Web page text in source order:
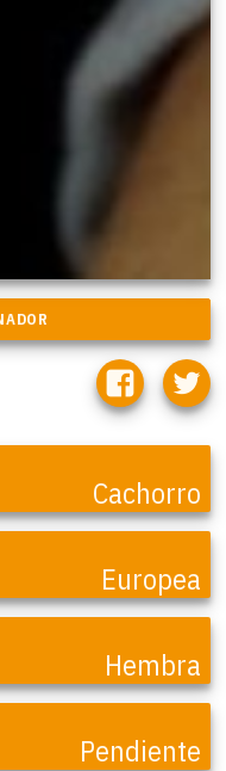
Cachorro
Europea
Hembra
Pendiente